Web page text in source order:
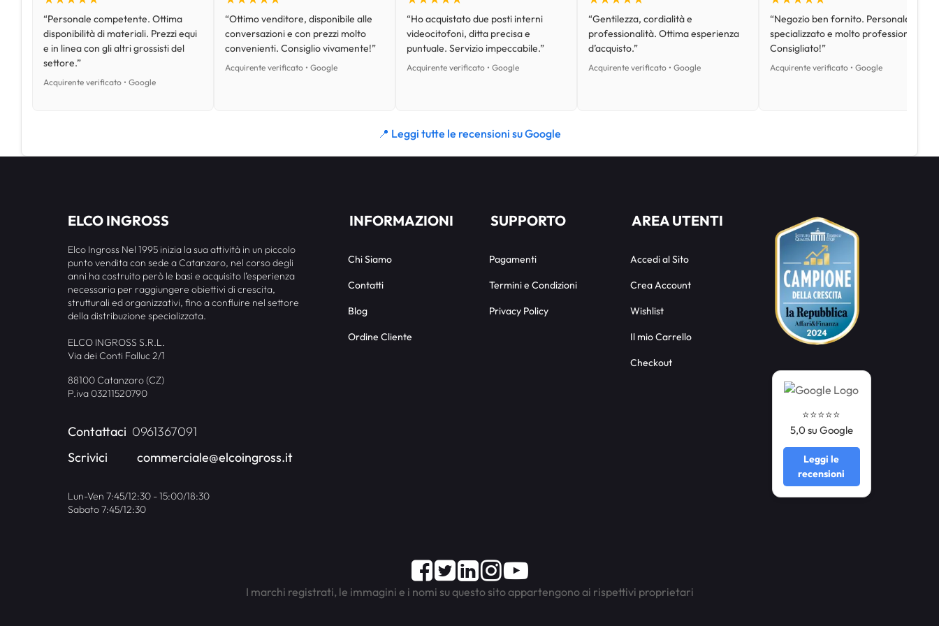
“Personale competente. Ottima
disponibilità di materiali. Prezzi equi
e in linea con gli altri grossisti del
settore.”
Acquirente verificato • Google
“Ottimo venditore, disponibile alle
conversazioni e con prezzi molto
convenienti. Consiglio vivamente!”
Acquirente verificato • Google
“Ho acquistato due posti interni
videocitofoni, ditta precisa e
puntuale. Servizio impeccabile.”
Acquirente verificato • Google
“Gentilezza, cordialità e
professionalità. Ottima esperienza
d’acquisto.”
Acquirente verificato • Google
“Negozio ben fornito. Personale
specializzato e molto professionale.
Consigliato!”
Acquirente verificato • Google
📍 Leggi tutte le recensioni su Google
ELCO INGROSS
Elco Ingross Nel 1995 inizia la sua attività in un piccolo
punto vendita con sede a Catanzaro, nel corso degli
anni ha costruito però le basi e acquisito l’esperienza
necessaria per raggiungere obiettivi di crescita,
strutturali ed organizzativi, fino a confluire nel settore
della distribuzione specializzata.
ELCO INGROSS S.R.L.
Via dei Conti Falluc 2/1
88100 Catanzaro (CZ)
P.iva 03211520790
Contattaci 0961367091
Scrivici
commerciale@elcoingross.it
Lun-Ven 7:45/12:30 - 15:00/18:30
Sabato 7:45/12:30
INFORMAZIONI
Chi Siamo
Contatti
Blog
Ordine Cliente
SUPPORTO
Pagamenti
Termini e Condizioni
Privacy Policy
AREA UTENTI
Accedi al Sito
Crea Account
Wishlist
Il mio Carrello
Checkout
⭐️⭐️⭐️⭐️⭐️
5,0 su Google
Leggi le
recensioni
Facebook
TwitterLinkedInInstagram
Youtube
I marchi registrati, le immagini e i nomi su questo sito appartengono ai rispettivi proprietari